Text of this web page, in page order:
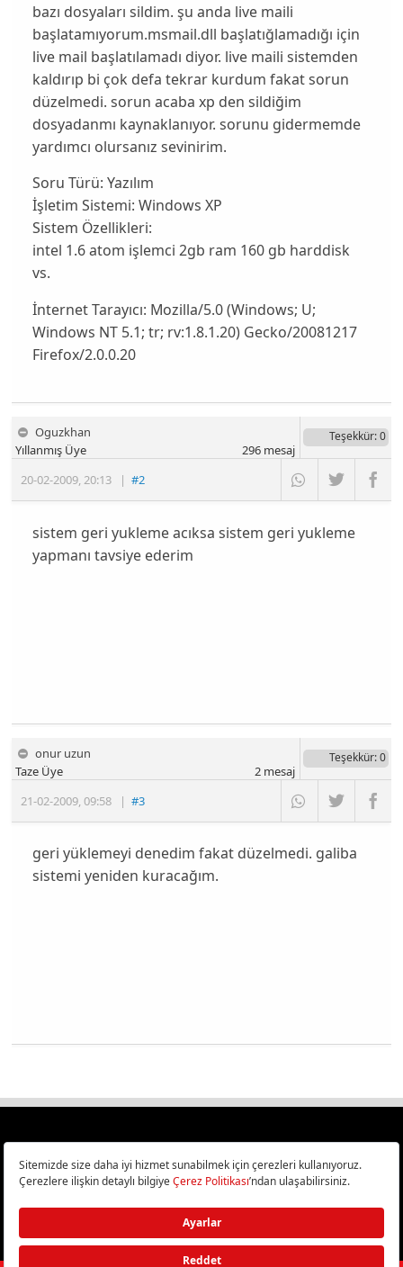
bazı dosyaları sildim. şu anda live maili
başlatamıyorum.msmail.dll başlatığlamadığı için
live mail başlatılamadı diyor. live maili sistemden
kaldırıp bi çok defa tekrar kurdum fakat sorun
düzelmedi. sorun acaba xp den sildiğim
dosyadanmı kaynaklanıyor. sorunu gidermemde
yardımcı olursanız sevinirim.
Soru Türü: Yazılım
İşletim Sistemi: Windows XP
Sistem Özellikleri:
intel 1.6 atom işlemci 2gb ram 160 gb harddisk
vs.
İnternet Tarayıcı: Mozilla/5.0 (Windows; U;
Windows NT 5.1; tr; rv:1.8.1.20) Gecko/20081217
Firefox/2.0.0.20
Oguzkhan
20-02-2009,20:13 |#2
Yıllanmış Üye
Teşekkür: 0
296mesaj
sistem geri yukleme acıksa sistem geri yukleme
yapmanı tavsiye ederim
onur uzun
21-02-2009,09:58 |#3
Taze Üye
Teşekkür: 0
2mesaj
geri yüklemeyi denedim fakat düzelmedi. galiba
sistemi yeniden kuracağım.
Türkiye
Bilişim ve Teknoloji Haberleri CHIP Online’da!